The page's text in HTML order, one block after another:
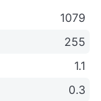
1079
255
1.1
0.3